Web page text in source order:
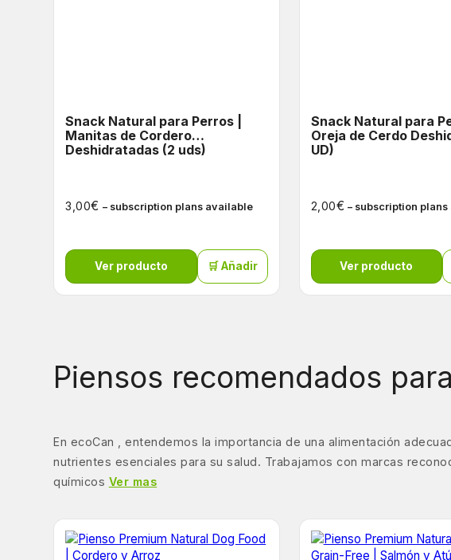
Snack Natural para Perros |
Manitas de Cordero
Deshidratadas (2 uds)
3,00€ – subscription plans available
Ver producto 🛒 Añadir
Snack Natural para
Oreja de Cerdo
UD)
2,00€ – subscription
Ver producto
Piensos recomendados
En ecoCan , entendemos la importancia de una alimentación
nutrientes esenciales para su salud. Trabajamos con marcas
químicos Ver mas